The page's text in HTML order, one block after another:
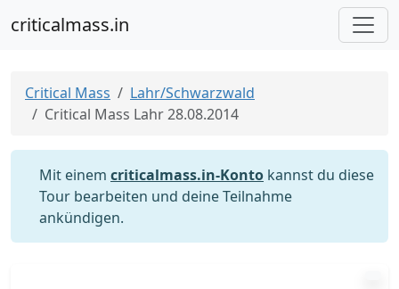
criticalmass.in
Critical Mass
Lahr/Schwarzwald
Critical Mass Lahr 28.08.2014
Mit einem criticalmass.in-Konto kannst du diese
Tour bearbeiten und deine Teilnahme
ankündigen.